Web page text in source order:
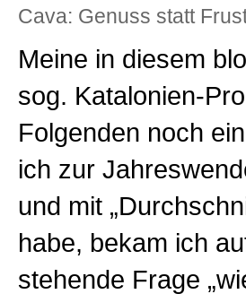
Cava: Genuss statt
Meine in diesem
sog. Katalonien-
Folgenden noch
ich zur
und mit
habe, bekam ich
stehende Frage